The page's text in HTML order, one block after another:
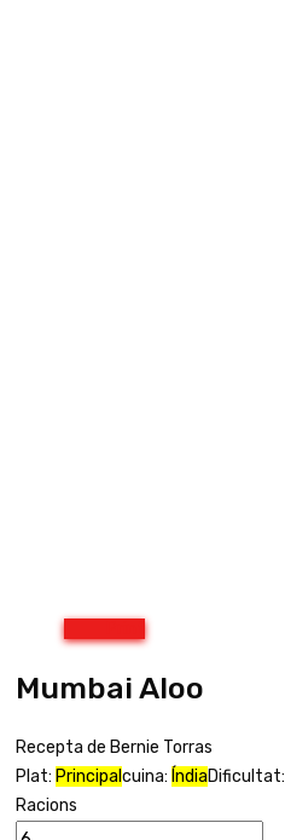
Mumbai Aloo
Recepta de Bernie Torras
Plat: Principal cuina: ÍndiaDificultat:
Racions